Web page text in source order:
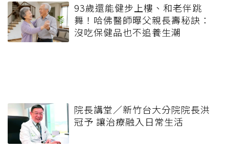
93歲還能健步上樓、和老伴跳
舞！哈佛醫師曝父親長壽秘訣：
沒吃保健品也不追養生潮
院長講堂／新竹台大分院院長洪
冠予 讓治療融入日常生活